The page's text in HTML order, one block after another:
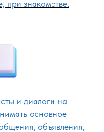
при знакомстве.
и диалоги на
основное
объявления,